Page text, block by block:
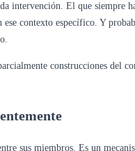
intervención. El que siempre
ese contexto específico. Y
construcciones del
sus miembros. Es un